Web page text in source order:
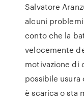
Salvatore
alcuni
conto che la
velocemente
motivazione di
possibile
è scarica o sta